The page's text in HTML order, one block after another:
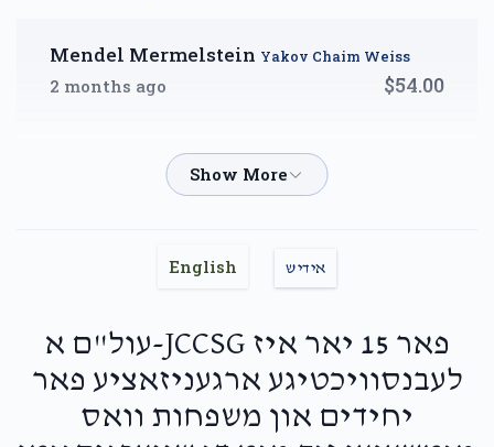
Mendel Mermelstein Yakov Chaim Weiss
2 months ago $54.00
Yakov Chaim Weiss
Yidy WeinbergerYakov Chaim Weiss
David Gottlieb
2 months ago $18.00
English אידיש
פאר 15 יאר איז JCCSG-עול"ם א
לעבנסוויכטיגע ארגעניזאציע פאר
יחידים און משפחות וואס